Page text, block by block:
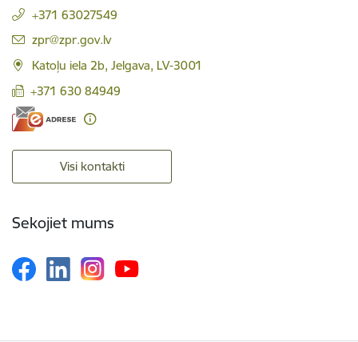
+371 63027549
E-pasts:
zpr@zpr.gov.lv
Katoļu iela 2b, Jelgava, LV-3001
+371 630 84949
Visi kontakti
Sekojiet mums